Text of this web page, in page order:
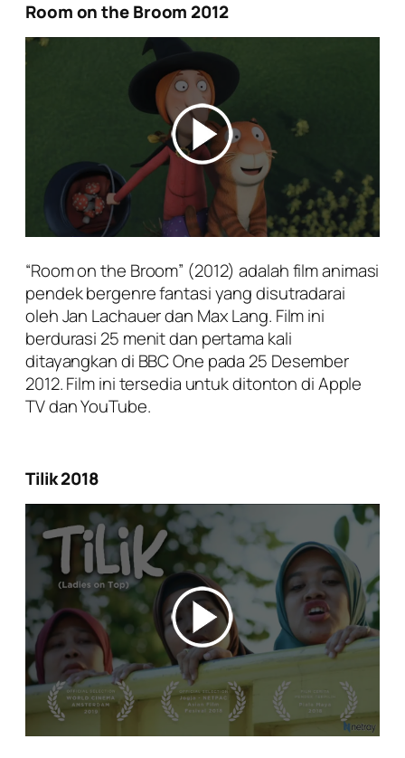
Room on the Broom 2012
“Room on the Broom” (2012) adalah film animasi
pendek bergenre fantasi yang disutradarai
oleh Jan Lachauer dan Max Lang. Film ini
berdurasi 25 menit dan pertama kali
ditayangkan di BBC One pada 25 Desember
2012. Film ini tersedia untuk ditonton di Apple
TV dan YouTube.
Tilik 2018